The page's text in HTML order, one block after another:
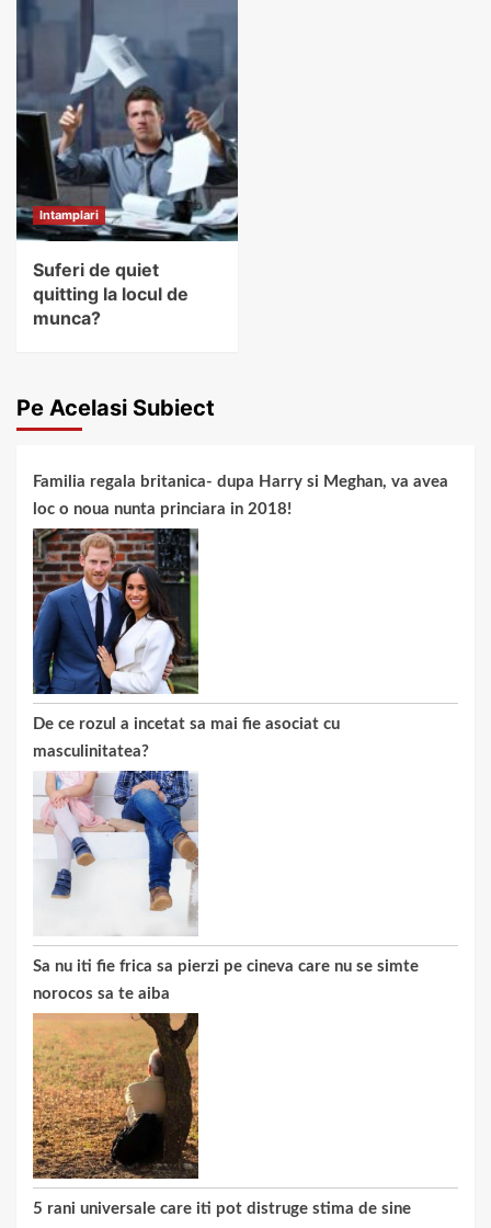
Intamplari
Suferi de quiet
quitting la locul de
munca?
Pe Acelasi Subiect
Familia regala britanica- dupa Harry si Meghan, va avea
loc o noua nunta princiara in 2018!
De ce rozul a incetat sa mai fie asociat cu
masculinitatea?
Sa nu iti fie frica sa pierzi pe cineva care nu se simte
norocos sa te aiba
5 rani universale care iti pot distruge stima de sine